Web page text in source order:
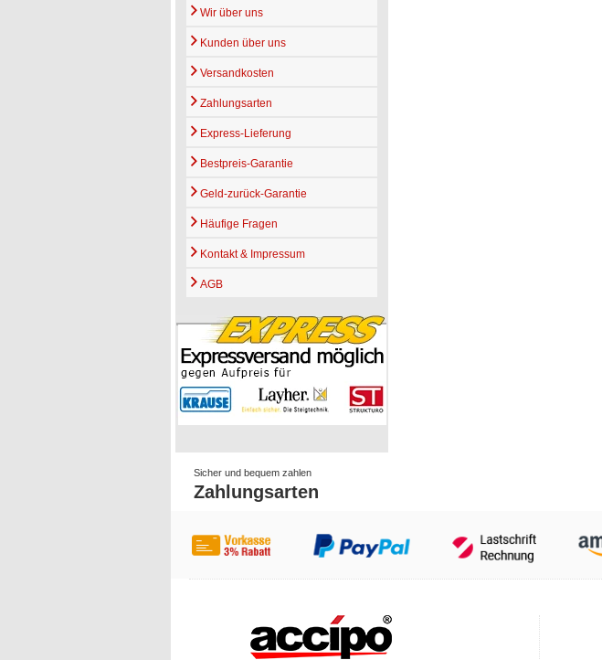
Wir über uns
Kunden über uns
Versandkosten
Zahlungsarten
Express-Lieferung
Bestpreis-Garantie
Geld-zurück-Garantie
Häufige Fragen
Kontakt & Impressum
AGB
Sicher und bequem zahlen
Zahlungsarten